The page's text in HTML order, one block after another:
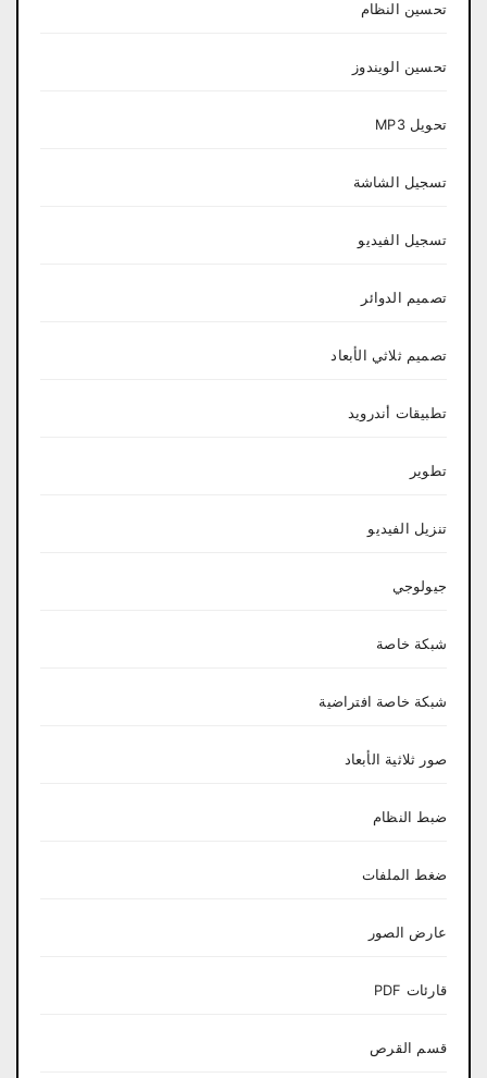
تحسين النظام
تحسين الويندوز
تحويل MP3
تسجيل الشاشة
تسجيل الفيديو
تصميم الدوائر
تصميم ثلاثي الأبعاد
تطبيقات أندرويد
تطوير
تنزيل الفيديو
جيولوجي
شبكة خاصة
شبكة خاصة افتراضية
صور ثلاثية الأبعاد
ضبط النظام
ضغط الملفات
عارض الصور
قارئات PDF
قسم القرص